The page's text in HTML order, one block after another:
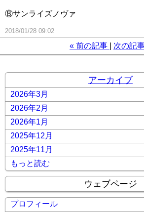
⑧サンライズノヴァ
2018/01/28 09:02
« 前の記事 次の記
アーカイブ
2026年3月
2026年2月
2026年1月
2025年12月
2025年11月
もっと読む
ウェブページ
プロフィール